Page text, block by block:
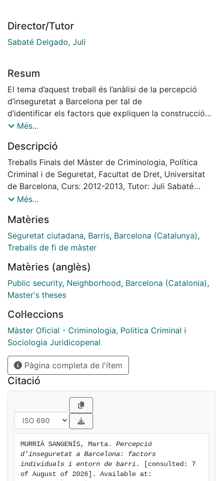
Director/Tutor
Sabaté Delgado, Juli
Resum
El tema d’aquest treball és l’anàlisi de la percepció
d’inseguretat a Barcelona per tal de
d’identificar els factors que expliquen la construcció
de la inseguretat tenint en compte tant
i convivencial dels barris. L’anàlisi es
concreta en l’any 2011 per tal d’afrontar un altre punt
important de la investigació, que és
considerar quines variables han pres una rellevància
especial en la inseguretat en un
Més...
Descripció
Treballs Finals del Màster de Criminologia, Política
Criminal i de Seguretat, Facultat de Dret, Universitat
de Barcelona, Curs: 2012-2013, Tutor: Juli Sabaté
Delgado
Més...
Matèries
Seguretat ciutadana, Barris, Barcelona (Catalunya),
Treballs de fi de màster
Matèries (anglès)
Public security, Neighborhood, Barcelona (Catalonia),
Master's theses
Col·leccions
Màster Oficial - Criminologia, Política Criminal i
Sociologia Juridicopenal
Pàgina completa de l'ítem
Citació
MURRIÀ SANGENÍS, Marta. Percepció
d’inseguretat a Barcelona: factors
individuals i entorn de barri.
[consulted: 7
of August of 2026]. Available at: